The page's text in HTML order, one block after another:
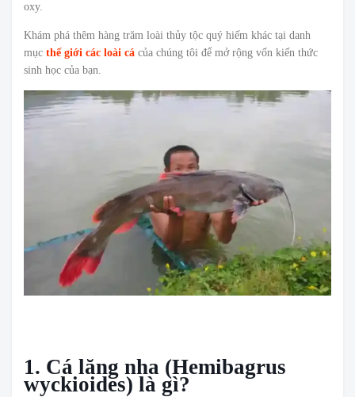
oxy.
Khám phá thêm hàng trăm loài thủy tộc quý hiếm khác tại danh
mục thế giới các loài cá của chúng tôi để mở rộng vốn kiến thức
sinh học của bạn.
1. Cá lăng nha (Hemibagrus
wyckioides) là gì?